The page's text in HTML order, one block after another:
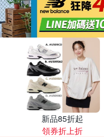
新品85折起
領券折上折